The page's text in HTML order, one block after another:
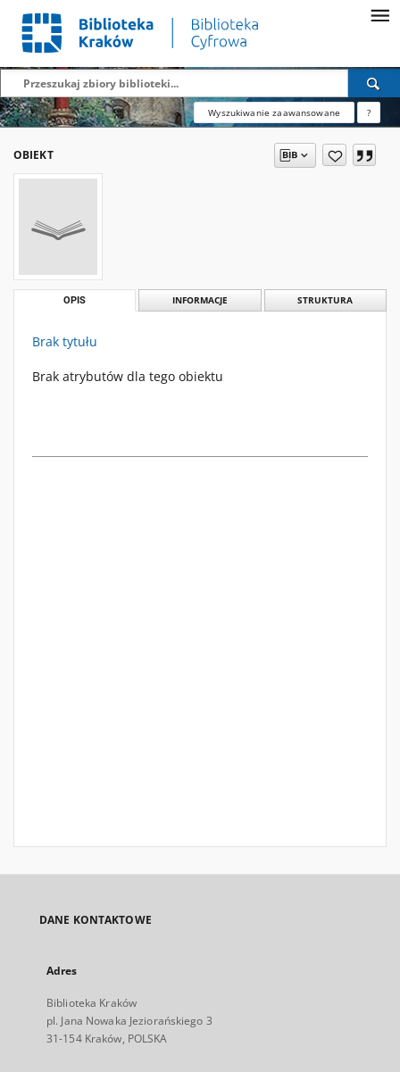
Wyszukiwanie zaawansowane ?
OBIEKT
OPIS INFORMACJE STRUKTURA
Brak tytułu
Brak atrybutów dla tego obiektu
DANE KONTAKTOWE
Adres
Biblioteka Kraków
pl. Jana Nowaka Jeziorańskiego 3
31-154 Kraków, POLSKA